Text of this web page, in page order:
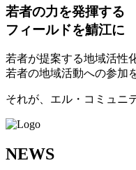
若者の力を発揮する
フィールドを鯖江に
若者が提案する地域活性
若者の地域活動への参加
それが、エル・コミュニ
NEWS